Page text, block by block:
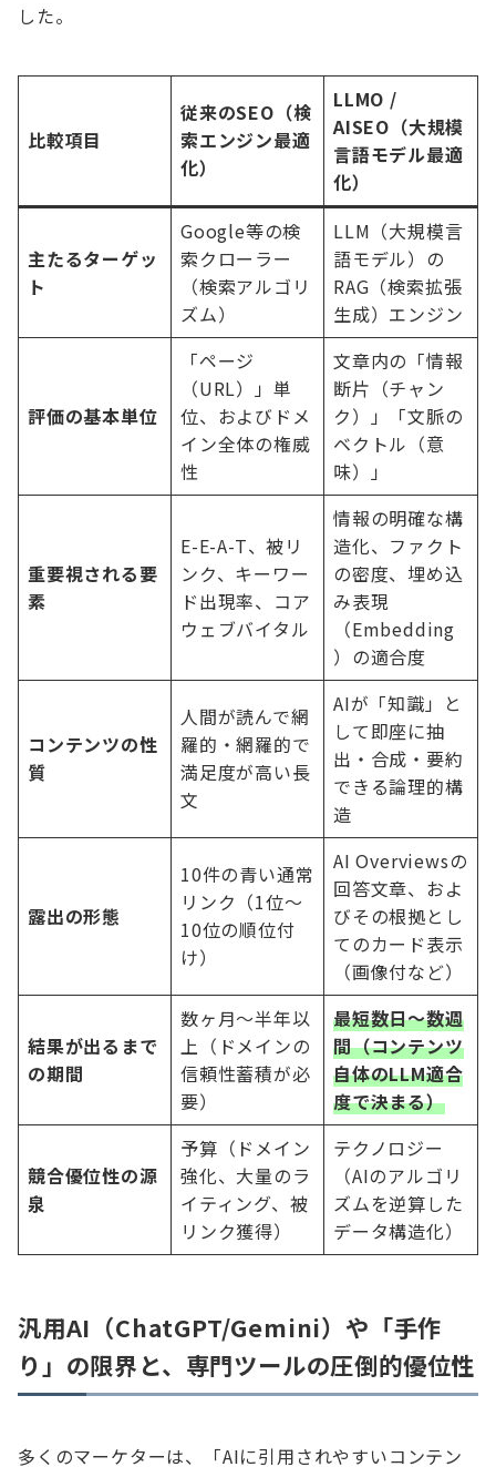
した。
比較項目
従来のSEO（検
索エンジン最適
化）
LLMO /
AISEO（大規模
言語モデル最適
化）
主たるターゲッ
ト
Google等の検
索クローラー
（検索アルゴリ
ズム）
LLM（大規模言
語モデル）の
RAG（検索拡張
生成）エンジン
評価の基本単位
「ページ
（URL）」単
位、およびドメ
イン全体の権威
性
文章内の「情報
断片（チャン
ク）」「文脈の
ベクトル（意
味）」
重要視される要
素
E-E-A-T、被リ
ンク、キーワー
ド出現率、コア
ウェブバイタル
情報の明確な構
造化、ファクト
の密度、埋め込
み表現
（Embedding
）の適合度
コンテンツの性
質
人間が読んで網
羅的・網羅的で
満足度が高い長
文
AIが「知識」と
して即座に抽
出・合成・要約
できる論理的構
造
露出の形態
10件の青い通常
リンク（1位〜
10位の順位付
け）
AI Overviewsの
回答文章、およ
びその根拠とし
てのカード表示
（画像付など）
結果が出るまで
の期間
数ヶ月〜半年以
上（ドメインの
信頼性蓄積が必
要）
最短数日〜数週
間（コンテンツ
自体のLLM適合
度で決まる）
競合優位性の源
泉
予算（ドメイン
強化、大量のラ
イティング、被
リンク獲得）
テクノロジー
（AIのアルゴリ
ズムを逆算した
データ構造化）
汎用AI（ChatGPT/Gemini）や「手作
り」の限界と、専門ツールの圧倒的優位性
多くのマーケターは、「AIに引用されやすいコンテン